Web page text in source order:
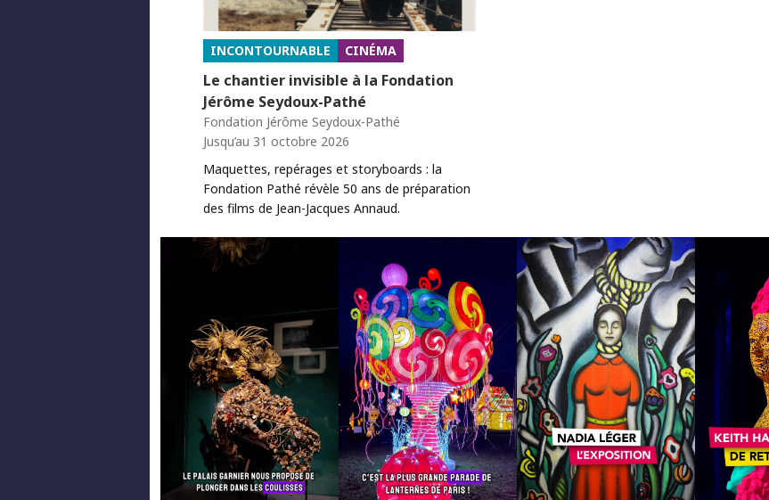
INCONTOURNABLE CINÉMA
Le chantier invisible à la Fondation
Jérôme Seydoux-Pathé
Fondation Jérôme Seydoux-Pathé
Jusqu’au 31 octobre 2026
Maquettes, repérages et storyboards : la
Fondation Pathé révèle 50 ans de préparation
des films de Jean-Jacques Annaud.